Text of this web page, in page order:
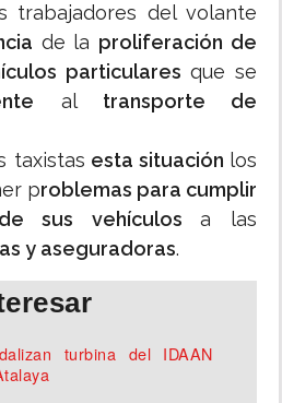
trabajadores del volante
de la proliferación de
particulares que se
al transporte de
taxistas esta situación los
problemas para cumplir
sus vehículosa las
y aseguradoras.
turbina del IDAAN